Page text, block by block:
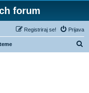
forum
Prijava
Registriraj se!